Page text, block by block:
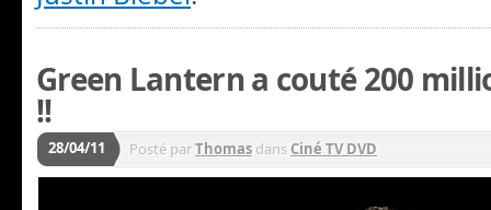
Green Lantern a couté 200
!!
28/04/11 Posté parThomas dans Ciné TV DVD